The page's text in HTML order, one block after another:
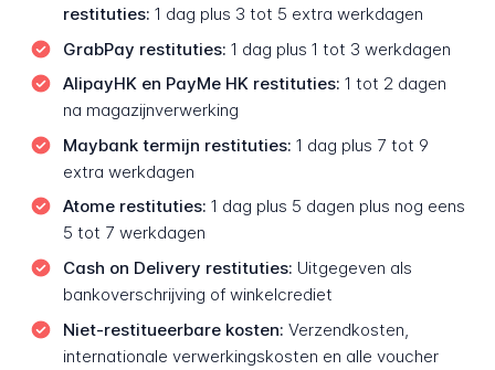
restituties: 1 dag plus 3 tot 5 extra werkdagen
GrabPay restituties: 1 dag plus 1 tot 3 werkdagen
AlipayHK en PayMe HK restituties: 1 tot 2 dagen
na magazijnverwerking
Maybank termijn restituties: 1 dag plus 7 tot 9
extra werkdagen
Atome restituties: 1 dag plus 5 dagen plus nog eens
5 tot 7 werkdagen
Cash on Delivery restituties: Uitgegeven als
bankoverschrijving of winkelcrediet
Niet-restitueerbare kosten: Verzendkosten,
internationale verwerkingskosten en alle voucher